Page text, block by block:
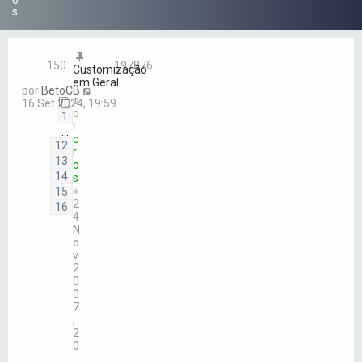
s
Customização
em Geral
p
o
r
c
r
o
s
»
2
4
N
o
v
2
0
0
7
,
2
0
:
1
…
12
13
14
15
16
150
197876
por BetoCB
16 Set 2024, 19:59